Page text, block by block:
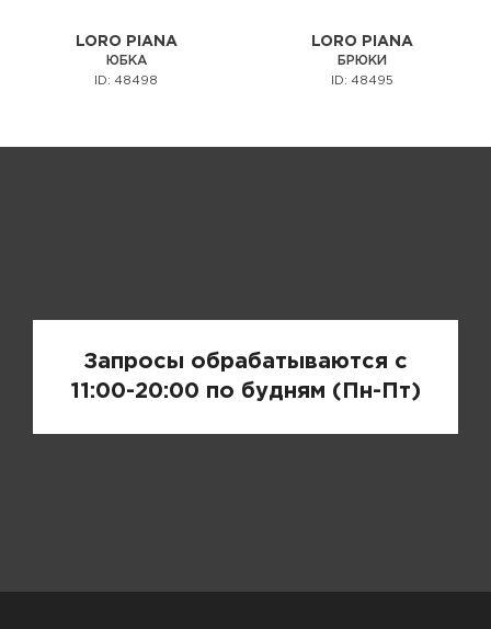
LORO PIANA
ЮБКА
ID: 48498
LORO PIANA
БРЮКИ
ID: 48495
Запросы обрабатываются с
11:00-20:00 по будням (Пн-Пт)